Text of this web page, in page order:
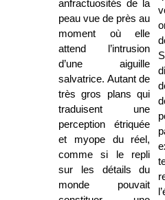
anfractuosités de la
peau vue de près au
moment où elle
attend l’intrusion
d’une aiguille
salvatrice. Autant de
très gros plans qui
traduisent une
perception étriquée
et myope du réel,
comme si le repli
sur les détails du
monde pouvait